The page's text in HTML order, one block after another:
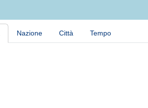
Nazione Città Tempo